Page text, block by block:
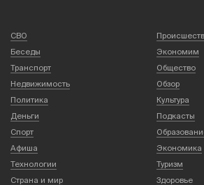
СВО
Беседы
Экономим
Транспорт
Общество
Недвижимость
Обзор
Политика
Культура
Деньги
Подкасты
Спорт
Афиша
Экономика
Технологии
Туризм
Страна и мир
Здоровье